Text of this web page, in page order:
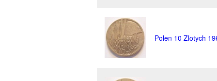
Polen 10 Zlotych